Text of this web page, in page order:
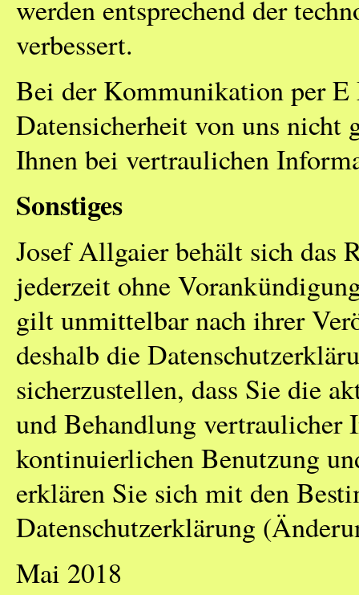
werden entsprechend der
verbessert.
Bei der Kommunikation per
Datensicherheit von uns nicht
Ihnen bei vertraulichen
Sonstiges
Josef Allgaier behält sich das
jederzeit ohne
gilt unmittelbar nach ihrer
deshalb die
sicherzustellen, dass Sie die
und Behandlung
kontinuierlichen Benutzung
erklären Sie sich mit den
Datenschutzerklärung
Mai 2018